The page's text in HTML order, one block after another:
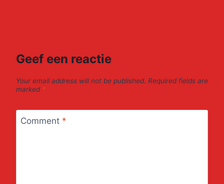
Geef een reactie
Your email address will not be published. Required fields are
marked *
Comment *